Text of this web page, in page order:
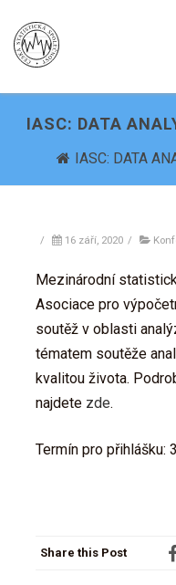
IASC: DATA
IASC: DATA
/ 16 září, 2020 /
Mezinárodní
Asociace pro
soutěž v oblasti
tématem soutěže
kvalitou života.
najdete zde.
Termín pro přihlášku:
Share this Post